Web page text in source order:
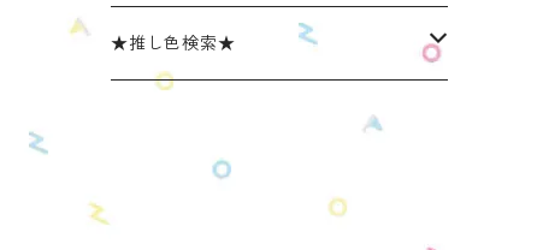
スクエア（四角型 2025年11月発売モデル）
ねこみみ缶バッジケース スタンダードカラ
ー
ねこみみ缶バッジケース メタリックカラー
推しごとショルダーパッド
リラックマモデル 推しごとショルダーパッ
【新モデル】推しごとショルダーパッド
推しごと現場トート
【リラックマ】推し活グッズ
【限定】星モデル
リラックマ 缶バッジケース
ねこみみロゼットバッグチャーム
★推し色検索★